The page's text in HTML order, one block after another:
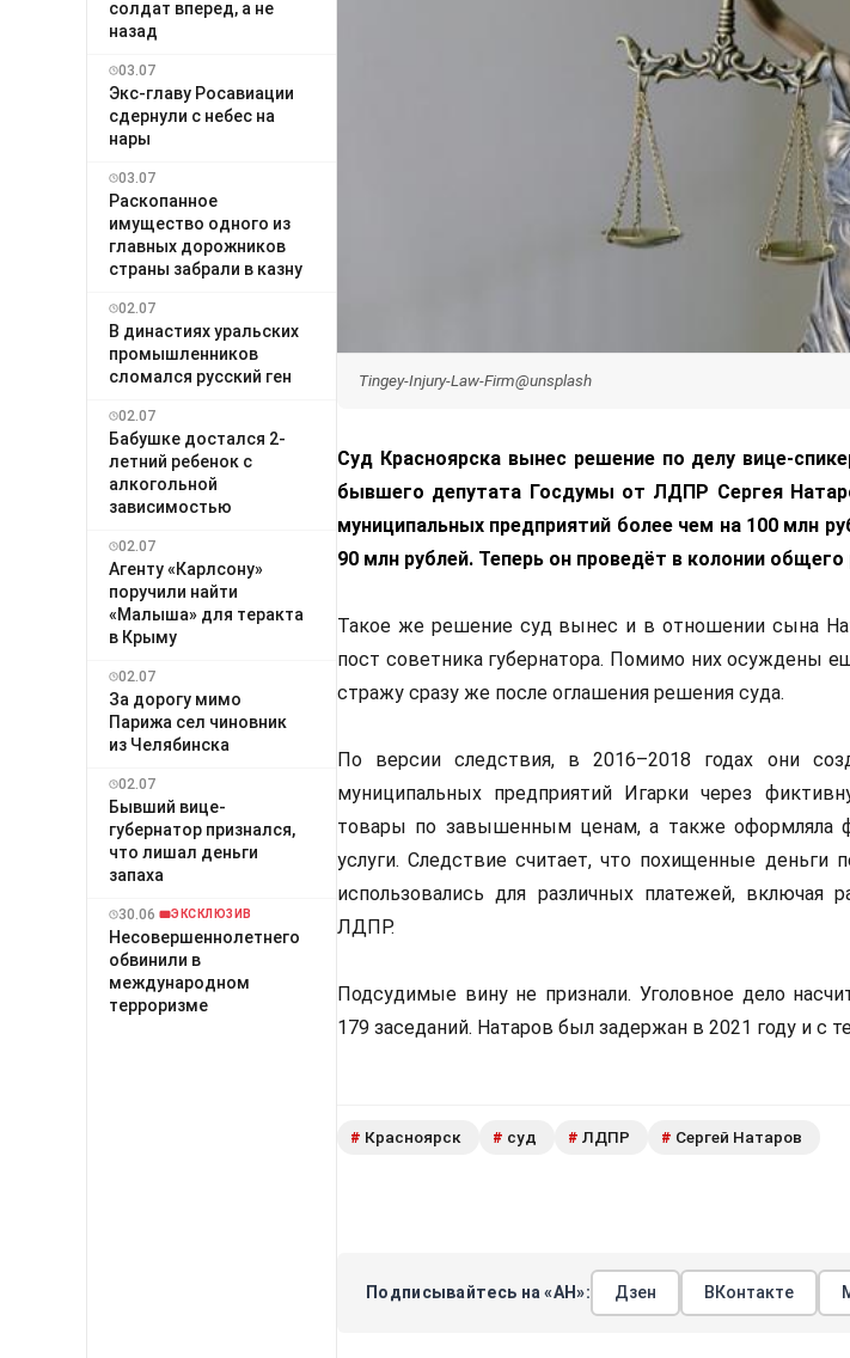
солдат вперед, а не
назад
03.07
Экс-главу Росавиации
сдернули с небес на
нары
03.07
Раскопанное
имущество одного из
главных дорожников
страны забрали в казну
02.07
В династиях уральских
промышленников
сломался русский ген
02.07
Бабушке достался 2-
летний ребенок с
алкогольной
зависимостью
02.07
Агенту «Карлсону»
поручили найти
«Малыша» для теракта
в Крыму
02.07
За дорогу мимо
Парижа сел чиновник
из Челябинска
02.07
Бывший вице-
губернатор признался,
что лишал деньги
запаха
30.06 ЭКСКЛЮЗИВ
Несовершеннолетнего
обвинили в
международном
терроризме
Tingey-Injury-Law-Firm@unsplash
Суд Красноярска вынес решение по делу вице-
бывшего депутата Госдумы от ЛДПР Сергея
муниципальных предприятий более чем на 100 млн
90 млн рублей. Теперь он проведёт в колонии
Такое же решение суд вынес и в отношении сына
пост советника губернатора. Помимо них осуждены
стражу сразу же после оглашения решения суда.
По версии следствия, в 2016–2018 годах они
муниципальных предприятий Игарки через
товары по завышенным ценам, а также оформляла
услуги. Следствие считает, что похищенные деньги
использовались для различных платежей, включая
ЛДПР.
Подсудимые вину не признали. Уголовное дело
179 заседаний. Натаров был задержан в 2021 году и с
# Красноярск # суд # ЛДПР # Сергей Натаров
Подписывайтесь на «АН»: Дзен ВКонтакте